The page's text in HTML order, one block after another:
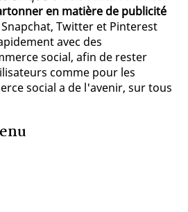
en matière de publicité
Snapchat, Twitter et Pinterest
avec des
social, afin de rester
comme pour les
social a de l'avenir, sur tous